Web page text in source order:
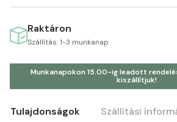
Raktáron
Szállítás: 1-3 munkanap
Munkanapokon 15.00-ig leadott
kiszállítjuk!
Tulajdonságok Szállítási